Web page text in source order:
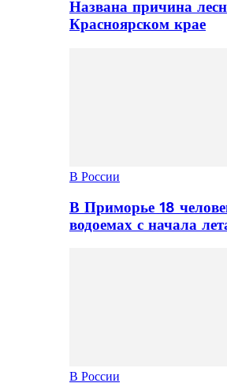
Названа причина
Красноярском крае
В России
В Приморье 18
водоемах с начала
В России